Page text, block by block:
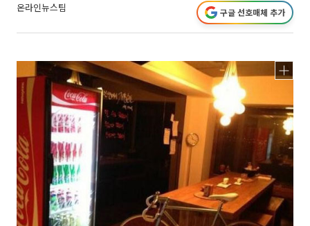
온라인뉴스팀 구글 선호매체 추가